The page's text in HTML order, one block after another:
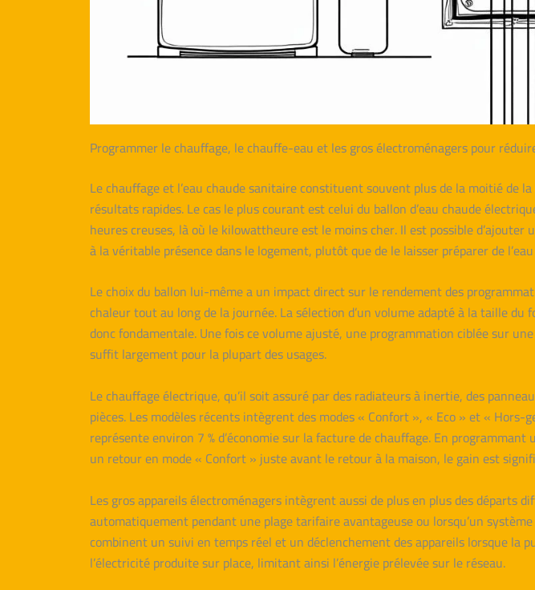
Programmer le chauffage, le chauffe-eau et les gros électroménagers pour
Le chauffage et l’eau chaude sanitaire constituent souvent plus de la moitié de
résultats rapides. Le cas le plus courant est celui du ballon d’eau chaude
heures creuses, là où le kilowattheure est le moins cher. Il est possible
à la véritable présence dans le logement, plutôt que de le laisser préparer de
Le choix du ballon lui-même a un impact direct sur le rendement des
chaleur tout au long de la journée. La sélection d’un volume adapté à la taille du
donc fondamentale. Une fois ce volume ajusté, une programmation ciblée sur
suffit largement pour la plupart des usages.
Le chauffage électrique, qu’il soit assuré par des radiateurs à inertie, des
pièces. Les modèles récents intègrent des modes « Confort », « Eco » et «
représente environ 7 % d’économie sur la facture de chauffage. En
un retour en mode « Confort » juste avant le retour à la maison, le gain est
Les gros appareils électroménagers intègrent aussi de plus en plus des
automatiquement pendant une plage tarifaire avantageuse ou lorsqu’un
combinent un suivi en temps réel et un déclenchement des appareils lorsque la
l’électricité produite sur place, limitant ainsi l’énergie prélevée sur le réseau.